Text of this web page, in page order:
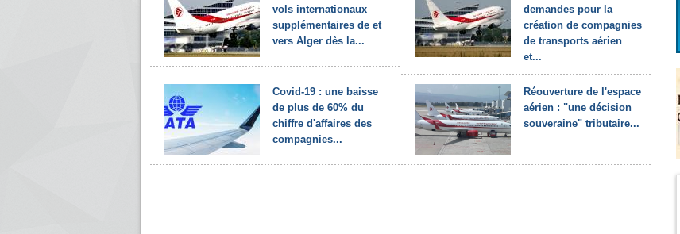
vols internationaux
supplémentaires de et
vers Alger dès la...
demandes pour la
création de compagnies
de transports aérien
et...
Covid-19 : une baisse
de plus de 60% du
chiffre d'affaires des
compagnies...
Réouverture de l'espace
aérien : "une décision
souveraine" tributaire...